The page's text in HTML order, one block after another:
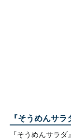
『そうめんサラ
『そうめんサラ